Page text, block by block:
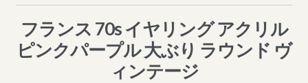
フランス 70s イヤリング アクリル
ピンクパープル 大ぶり ラウンド ヴ
ィンテージ